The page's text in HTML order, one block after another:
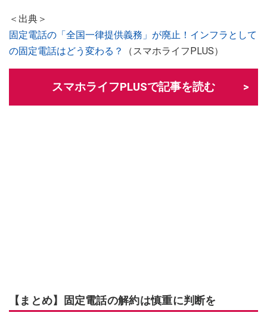
＜出典＞
固定電話の「全国一律提供義務」が廃止！インフラとして
の固定電話はどう変わる？
（スマホライフPLUS）
スマホライフPLUSで記事を読む
【まとめ】固定電話の解約は慎重に判断を